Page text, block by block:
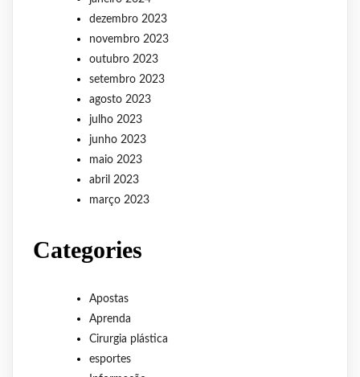
dezembro 2023
novembro 2023
outubro 2023
setembro 2023
agosto 2023
julho 2023
junho 2023
maio 2023
abril 2023
março 2023
Categories
Apostas
Aprenda
Cirurgia plástica
esportes